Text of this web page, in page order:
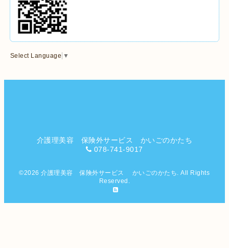
Select Language ▼
介護理美容 保険外サービス かいごのかたち
078-741-9017
©2026介護理美容 保険外サービス かいごのかたち . All Rights
Reserved.